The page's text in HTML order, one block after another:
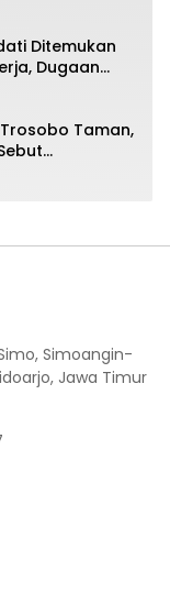
Ditemukan
Dugaan
Taman,
Simo, Simoangin-
Jawa Timur